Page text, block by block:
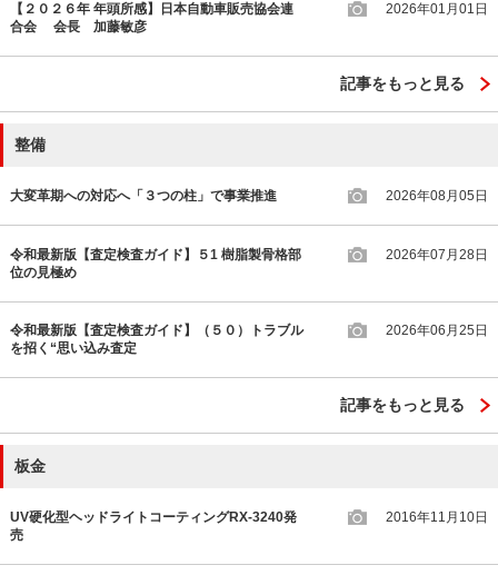
【２０２６年 年頭所感】日本自動車販売協会連
合会 会長 加藤敏彦
2026年01月01日
記事をもっと見る
整備
大変革期への対応へ「３つの柱」で事業推進 2026年08月05日
令和最新版【査定検査ガイド】５1 樹脂製骨格部
位の見極め
2026年07月28日
令和最新版【査定検査ガイド】（５０）トラブル
を招く“思い込み査定
2026年06月25日
記事をもっと見る
板金
UV硬化型ヘッドライトコーティングRX-3240発
売
2016年11月10日